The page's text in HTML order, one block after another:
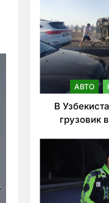
АВТО
В
грузовик